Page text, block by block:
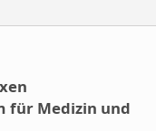
für Medizin und